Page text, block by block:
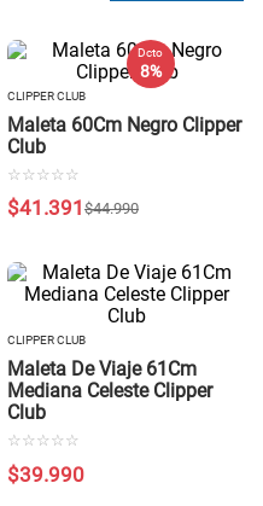
Dcto
8 %
CLIPPER CLUB
Maleta 60Cm Negro Clipper
Club
☆ ☆ ☆ ☆ ☆
$44.990
$41 .391
CLIPPER CLUB
Maleta De Viaje 61Cm
Mediana Celeste Clipper
Club
☆ ☆ ☆ ☆ ☆
$39.990